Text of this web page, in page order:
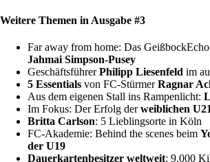
Weitere Themen in Ausgabe #3
Far away from home: Das
Jahmai Simpson-Pusey
GeschäftsführerPhilipp Liesenfeld im
5 Essentials von FC-StürmerRagnar
Aus dem eigenen Stall ins Rampenlicht:
Im Fokus: Der Erfolg derweiblichen U21
Britta Carlson: 5 Lieblingsorte in Köln
FC-Akademie: Behind the scenes beim
der U19
Dauerkartenbesitzer weltweit: 9.000